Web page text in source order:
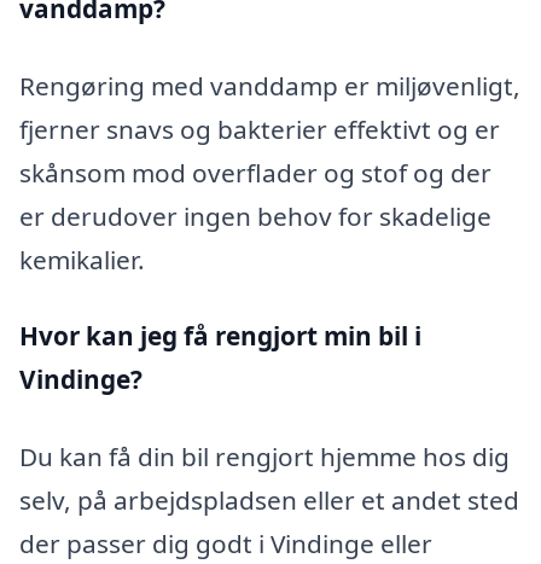
vanddamp?
Rengøring med vanddamp er miljøvenligt,
fjerner snavs og bakterier effektivt og er
skånsom mod overflader og stof og der
er derudover ingen behov for skadelige
kemikalier.
Hvor kan jeg få rengjort min bil i
Vindinge?
Du kan få din bil rengjort hjemme hos dig
selv, på arbejdspladsen eller et andet sted
der passer dig godt i Vindinge eller